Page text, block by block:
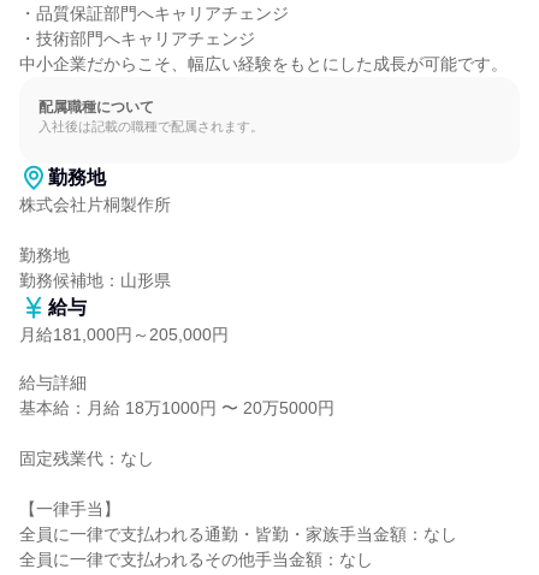
・品質保証部門へキャリアチェンジ
・技術部門へキャリアチェンジ
中小企業だからこそ、幅広い経験をもとにした成長が可能です。
配属職種について
入社後は記載の職種で配属されます。
勤務地
株式会社片桐製作所
勤務地
勤務候補地：山形県
給与
月給181,000円～205,000円
給与詳細
基本給：月給 18万1000円 〜 20万5000円
固定残業代：なし
【一律手当】
全員に一律で支払われる通勤・皆勤・家族手当金額：なし
全員に一律で支払われるその他手当金額：なし